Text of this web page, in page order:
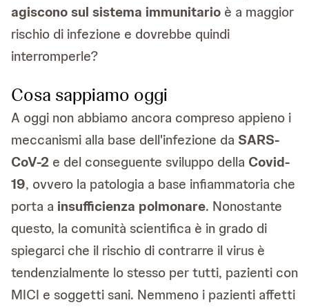
agiscono sul sistema immunitario è a maggior
rischio di infezione e dovrebbe quindi
interromperle?
Cosa sappiamo oggi
A oggi non abbiamo ancora compreso appieno i
meccanismi alla base dell'infezione da SARS-
CoV-2 e del conseguente sviluppo della Covid-
19, ovvero la patologia a base infiammatoria che
porta a insufficienza polmonare. Nonostante
questo, la comunità scientifica è in grado di
spiegarci che il rischio di contrarre il virus è
tendenzialmente lo stesso per tutti, pazienti con
MICI e soggetti sani. Nemmeno i pazienti affetti